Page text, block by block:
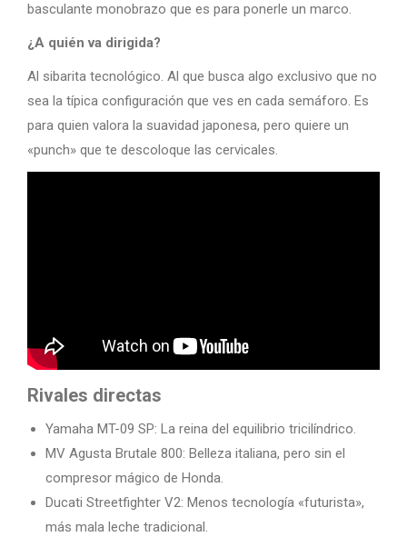
basculante monobrazo que es para ponerle un marco.
¿A quién va dirigida?
Al sibarita tecnológico. Al que busca algo exclusivo que no
sea la típica configuración que ves en cada semáforo. Es
para quien valora la suavidad japonesa, pero quiere un
«punch» que te descoloque las cervicales.
Rivales directas
Yamaha MT-09 SP: La reina del equilibrio tricilíndrico.
MV Agusta Brutale 800: Belleza italiana, pero sin el
compresor mágico de Honda.
Ducati Streetfighter V2: Menos tecnología «futurista»,
más mala leche tradicional.